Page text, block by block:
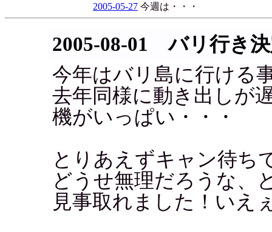
2005-05-27 今週は・・・
2005-08-01 バリ行き
今年はバリ島に行ける
去年同様に動き出しが
機がいっぱい・・・
とりあえずキャン待ち
どうせ無理だろうな、
見事取れました！いえ